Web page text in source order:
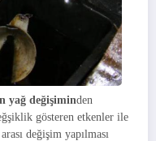
yağ değişiminden
gösteren etkenler ile
arası değişim yapılması